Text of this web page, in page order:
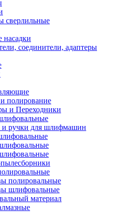
сверлильные
насадки
соединители, адаптеры
полирование
и Переходники
ручки для шлифмашин
полировальные
шлифовальные
материал